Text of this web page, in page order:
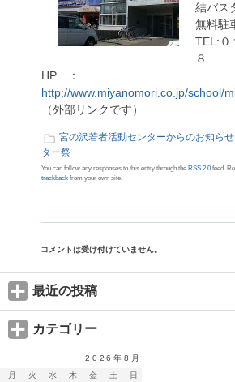
結バス
無料駐
TEL:０
８
HP ：
http://www.miyanomori.co.jp/school/
（外部リンクです）
宮の沢若者活動センターからのお知らせ
ター祭
You can follow any responses to this entry through the RSS 2.0 feed.
trackback from your own site.
コメントは受け付けていません。
最近の投稿
カテゴリー
2026年8月
月
火 水 木 金 土 日